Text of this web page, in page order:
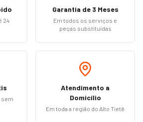
24
Garantia de 3 Meses
Em todos os serviços e
peças substituídas
Atendimento a
Domicílio
Em toda a região do Alto Tietê